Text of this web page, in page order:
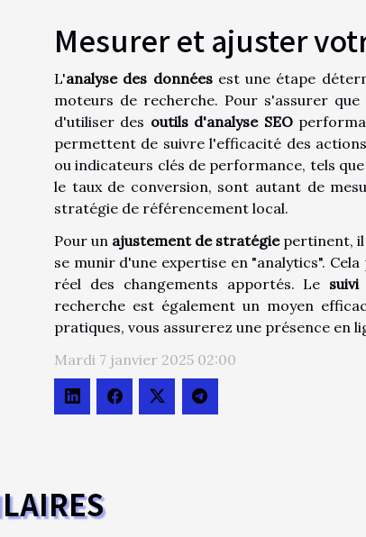
Mesurer et ajuster
L'analyse des donnéesest une étape
moteurs de recherche. Pour s'assurer
d'utiliser des outils d'analyse SEO
permettent de suivre l'efficacité des
ou indicateurs clés de performance, tels
le taux de conversion, sont autant de
stratégie de référencement local.
Pour un ajustement de stratégiepertinent, il
se munir d'une expertise en "analytics".
réel des changements apportés. Le
recherche est également un moyen
pratiques, vous assurerez une présence en
Mardi 7 janvier 2025 02:00